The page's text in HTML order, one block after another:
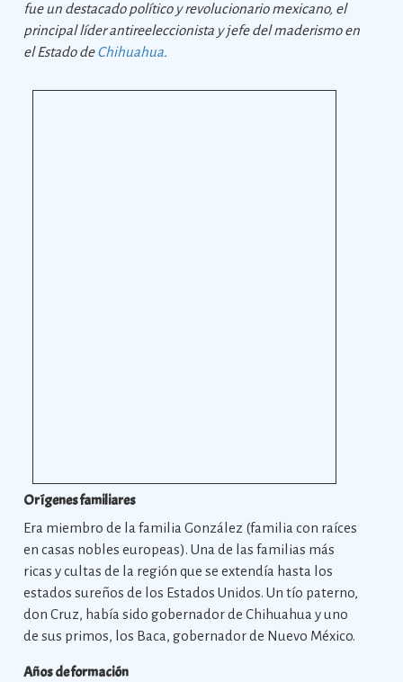
fue un destacado político y revolucionario mexicano, el
principal líder antireeleccionista y jefe del maderismo en
el Estado deChihuahua.
Orígenes familiares
Era miembro de la familia González (familia con raíces
en casas nobles europeas). Una de las familias más
ricas y cultas de la región que se extendía hasta los
estados sureños de los Estados Unidos. Un tío paterno,
don Cruz, había sido gobernador de Chihuahua y uno
de sus primos, los Baca, gobernador de Nuevo México.
Años de formación